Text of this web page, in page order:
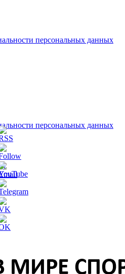
персональных данных
персональных данных